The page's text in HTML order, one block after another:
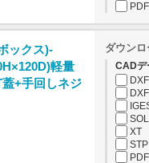
PDF
ックス)-
軽量
+手回しネジ
ダウンロ
CADデ
DXF
XT
STP
PDF